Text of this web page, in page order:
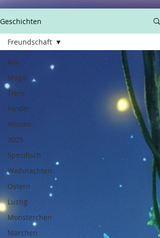
Geschichten
Alle
Magie
Tiere
Kinder
Wissen
2025
Spezifisch
Weihnachten
Ostern
Lustig
Monsterchen
Märchen
Freundschaft